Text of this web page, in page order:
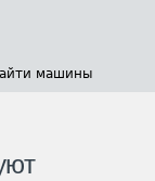
машины